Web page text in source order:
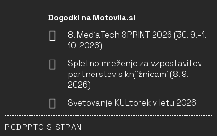
Dogodki na Motovila.si
8. MediaTech SPRINT 2026 (30. 9.–1.
10. 2026)
Spletno mreženje za vzpostavitev
partnerstev s knjižnicami (8. 9.
2026)
Svetovanje KULtorek v letu 2026
PODPRTO S STRANI